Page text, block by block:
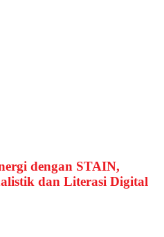
dengan STAIN,
dan Literasi Digital